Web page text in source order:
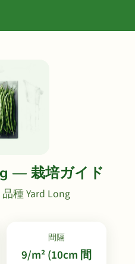
— 栽培ガイド
種 Yard Long
間隔
9/m² (10cm 間